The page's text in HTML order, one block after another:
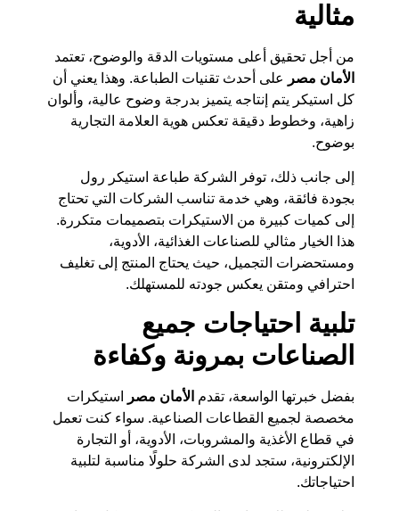
مثالية
من أجل تحقيق أعلى مستويات الدقة والوضوح، تعتمد
الأمان مصر
على أحدث تقنيات الطباعة. وهذا يعني أن
كل استيكر يتم إنتاجه يتميز بدرجة وضوح عالية، وألوان
زاهية، وخطوط دقيقة تعكس هوية العلامة التجارية
بوضوح.
إلى جانب ذلك، توفر الشركة طباعة استيكر رول
بجودة فائقة، وهي خدمة تناسب الشركات التي تحتاج
إلى كميات كبيرة من الاستيكرات بتصميمات متكررة.
هذا الخيار مثالي للصناعات الغذائية، الأدوية،
ومستحضرات التجميل، حيث يحتاج المنتج إلى تغليف
احترافي ومتقن يعكس جودته للمستهلك.
تلبية احتياجات جميع
الصناعات بمرونة وكفاءة
بفضل خبرتها الواسعة، تقدم الأمان مصر
استيكرات
مخصصة لجميع القطاعات الصناعية. سواء كنت تعمل
في قطاع الأغذية والمشروبات، الأدوية، أو التجارة
الإلكترونية، ستجد لدى الشركة حلولًا مناسبة لتلبية
احتياجاتك.